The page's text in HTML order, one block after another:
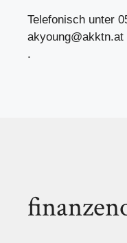
Telefonisch unter
akyoung@akktn.at
.